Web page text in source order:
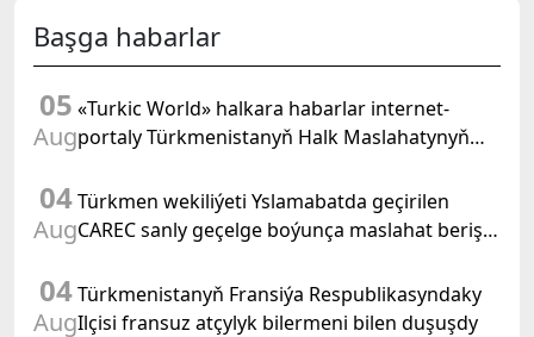
Başga habarlar
05
Aug
«Turkic World» halkara habarlar internet-
portaly Türkmenistanyň Halk Maslahatynyň
beýan eder
04
Aug
Türkmen wekiliýeti Yslamabatda geçirilen
CAREC sanly geçelge boýunça maslahat beriş
04
Aug
Türkmenistanyň Fransiýa Respublikasyndaky
Ilçisi fransuz atçylyk bilermeni bilen duşuşdy